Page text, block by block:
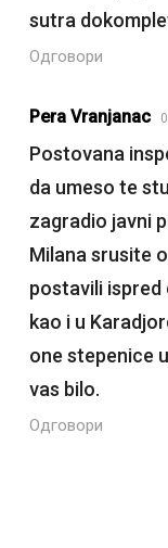
sutra
Одговори
Pera Vranjanac
Postovana
da umeso te
zagradio javni
Milana srusite
postavili
kao i u
one stepenice
vas bilo.
Одговори